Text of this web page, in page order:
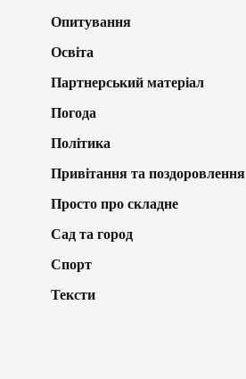
Опитування
Освіта
Партнерський матеріал
Погода
Політика
Привітання та поздоровлення
Просто про складне
Сад та город
Спорт
Тексти